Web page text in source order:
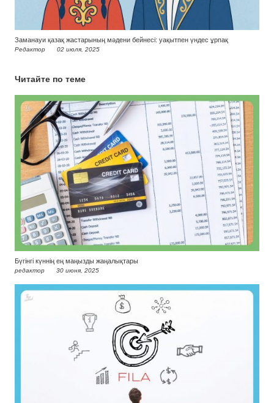
Заманауи қазақ жастарының мәдени бейнесі: уақытпен үндес ұрпақ
Редактор 02 июля, 2025
Читайте по теме
Бүгінгі күннің ең маңызды жаңалықтары
редактор 30 июня, 2025